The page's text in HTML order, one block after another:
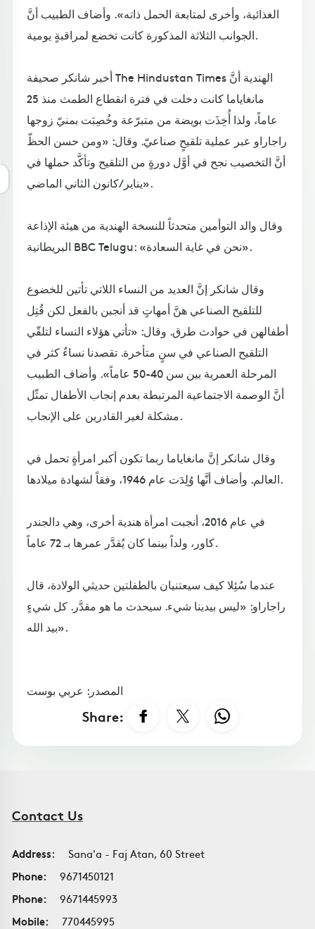
الغذائية، وأخرى لمتابعة الحمل ذاته». وأضاف الطبيب أنَّ
الجوانب الثلاثة المذكورة كانت تخضع لمراقبةٍ يومية.
أخبر شانكر صحيفة The Hindustan Times الهندية أنَّ
مانغاياما كانت دخلت في فترة انقطاع الطمث منذ 25
عاماً، ولذا أُخِذَت بويضة من متبرّعة وخُصِبَت بمنيّ زوجها
راجاراو عبر عملية تلقيحٍ صناعيّ. وقال: «ومن حسن الحظّ
أنَّ التخصيب نجح في أوَّل دورةٍ من التلقيح وتأكَّد حملها في
يناير/كانون الثاني الماضي».
وقال والد التوأمين متحدثاً للنسخة الهندية من هيئة الإذاعة
البريطانية BBC Telugu: «نحن في غاية السعادة».
وقال شانكر إنَّ العديد من النساء اللاتي تأتين للخضوع
للتلقيح الصناعي هنَّ أمهاتٍ قد أنجبن بالفعل لكن قُتِل
أطفالهن في حوادث طرق. وقال: «تأتي هؤلاء النساء لتلقّي
التلقيح الصناعي في سنٍ متأخرة. تقصدنا نساءٌ كثر في
المرحلة العمرية بين سن 40-50 عاماً». وأضاف الطبيب
أنَّ الوصمة الاجتماعية المرتبطة بعدم إنجاب الأطفال تمثّل
مشكلة لغير القادرين على الإنجاب.
وقال شانكر إنَّ مانغاياما ربما تكون أكبر امرأةٍ تحمل في
العالم. وأضاف أنَّها وُلِدَت عام 1946، وفقاً لشهادة ميلادها.
في عام 2016، أنجبت امرأة هندية أخرى، وهي دالجندر
كاور، ولداً بينما كان يُقدَّر عمرها بـ 72 عاماً.
عندما سُئِلا كيف سيعتنيان بالطفلتين حديثي الولادة، قال
راجاراو: «ليس بيدينا شيء. سيحدث ما هو مقدَّر. كل شيءٍ
بيد الله».
المصدر: عربي بوست
Share:
Contact Us
Address:
Sana'a - Faj Atan, 60 Street
Phone:
9671450121
Phone:
9671445993
Mobile:
770445995